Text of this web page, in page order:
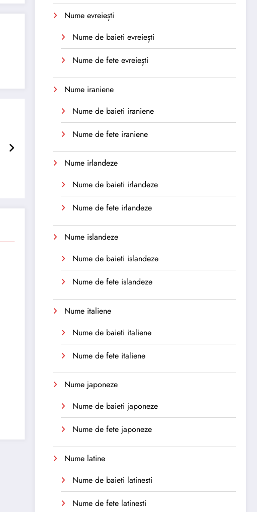
Nume evreiești
Nume de baieti evreiești
Nume de fete evreiești
Nume iraniene
Nume de baieti iraniene
Nume de fete iraniene
Nume irlandeze
Nume de baieti irlandeze
Nume de fete irlandeze
Nume islandeze
Nume de baieti islandeze
Nume de fete islandeze
Nume italiene
Nume de baieti italiene
Nume de fete italiene
Nume japoneze
Nume de baieti japoneze
Nume de fete japoneze
Nume latine
Nume de baieti latinesti
Nume de fete latinesti